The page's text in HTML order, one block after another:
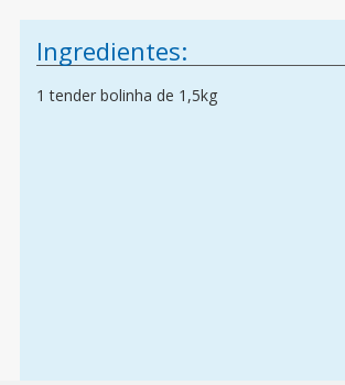
Ingredientes:
1 tender bolinha de 1,5kg